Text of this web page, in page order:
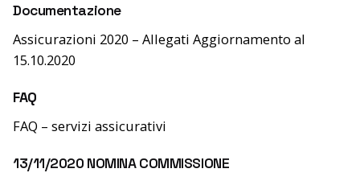
Documentazione
Assicurazioni 2020 – Allegati Aggiornamento al
15.10.2020
FAQ
FAQ – servizi assicurativi
13/11/2020 NOMINA COMMISSIONE